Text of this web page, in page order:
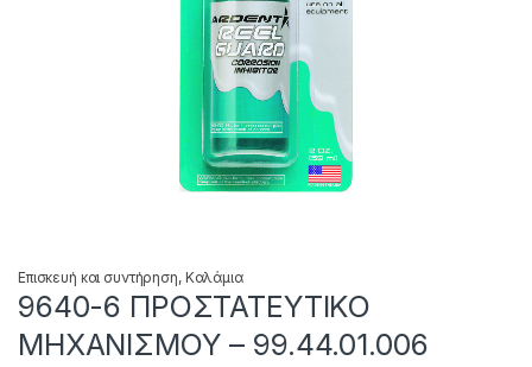
Επισκευή και συντήρηση, Καλάμια
9640-6 ΠΡΟΣΤΑΤΕΥΤΙΚΟ
ΜΗΧΑΝΙΣΜΟΥ – 99.44.01.006